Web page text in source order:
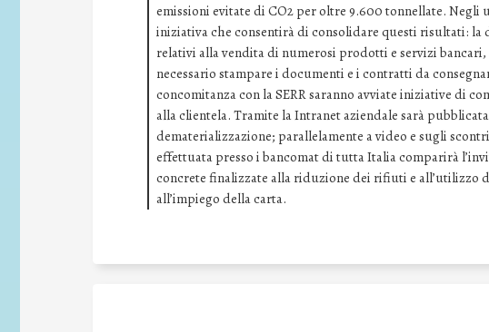
emissioni evitate di CO2 per oltre 9.600 tonnellate. Negli
iniziativa che consentirà di consolidare questi risultati:
relativi alla vendita di numerosi prodotti e servizi
necessario stampare i documenti e i contratti da
concomitanza con la SERR saranno avviate iniziative di
alla clientela. Tramite la Intranet aziendale sarà
dematerializzazione; parallelamente a video e sugli
effettuata presso i bancomat di tutta Italia comparirà
concrete finalizzate alla riduzione dei rifiuti e
all’impiego della carta.